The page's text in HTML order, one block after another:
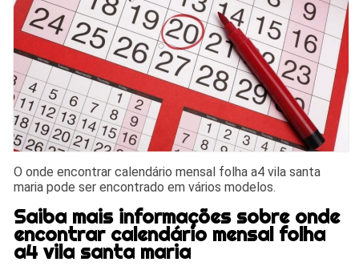
O onde encontrar calendário mensal folha a4 vila santa
maria pode ser encontrado em vários modelos.
Saiba mais informações sobre onde
encontrar calendário mensal folha
a4 vila santa maria